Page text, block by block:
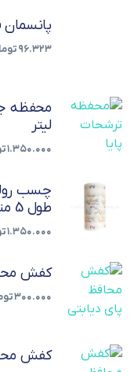
پانسمان فوم
۹۶.۳۲۳تومان
لیتر
۱.۳۵۰.۰۰۰
طول 5 متر
۱.۳۵۰.۰۰۰
کفش
۳۰۰.۰۰۰
کفش